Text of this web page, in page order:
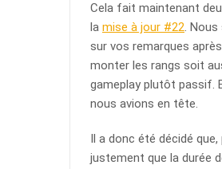
Cela fait maintenant
la mise à jour #22.
sur vos remarques
monter les rangs soit
gameplay plutôt passif.
nous avions en tête.
Il a donc été décidé
justement que la durée